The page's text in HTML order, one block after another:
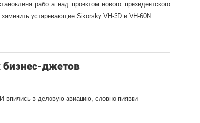
работа над проектом нового президентского
устаревающие Sikorsky VH-3D и VH-60N.
бизнес-джетов
впились в деловую авиацию, словно пиявки